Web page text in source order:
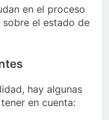
en el proceso
el estado de
hay algunas
en cuenta: